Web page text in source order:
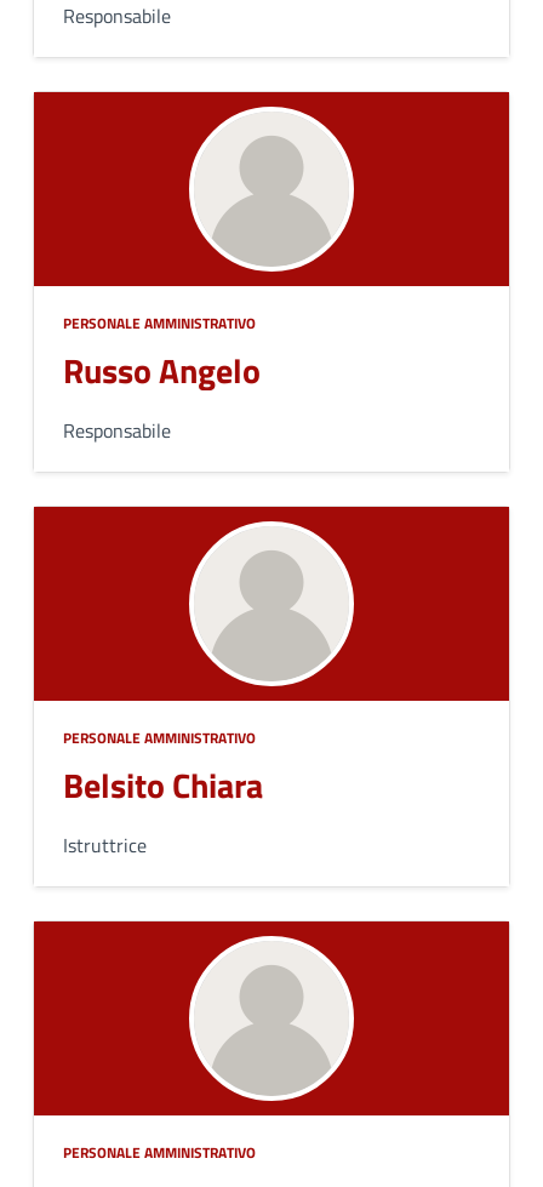
Responsabile
PERSONALE AMMINISTRATIVO
Russo Angelo
Responsabile
PERSONALE AMMINISTRATIVO
Belsito Chiara
Istruttrice
PERSONALE AMMINISTRATIVO